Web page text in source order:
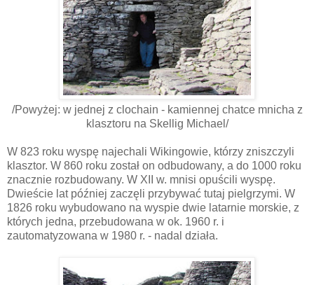
/Powyżej: w jednej z clochain - kamiennej chatce mnicha z
klasztoru na Skellig Michael/
W 823 roku wyspę najechali Wikingowie, którzy zniszczyli
klasztor. W 860 roku został on odbudowany, a do 1000 roku
znacznie rozbudowany. W XII
w. mnisi opuścili wyspę.
Dwieście lat później zaczęli przybywać tutaj pielgrzymi. W
1826 roku wybudowano na wyspie dwie latarnie morskie, z
których jedna, przebudowana w ok. 1960 r. i
zautomatyzowana w 1980 r. - nadal działa.